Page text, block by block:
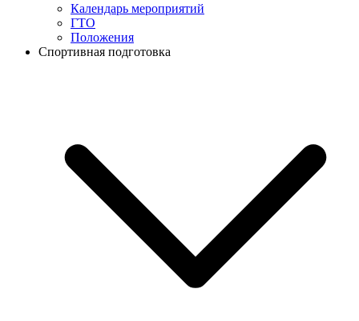
Календарь мероприятий
ГТО
Положения
Спортивная подготовка